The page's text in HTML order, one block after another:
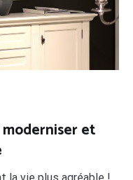
et